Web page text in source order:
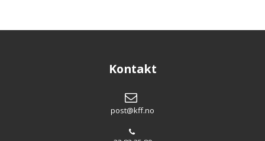
Kontakt
post@kff.no